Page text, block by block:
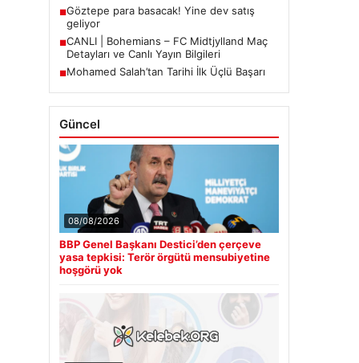
■Göztepe para basacak! Yine dev satış
geliyor
■CANLI | Bohemians – FC Midtjylland Maç
Detayları ve Canlı Yayın Bilgileri
■Mohamed Salah’tan Tarihi İlk Üçlü Başarı
Güncel
08/08/2026
BBP Genel Başkanı Destici’den çerçeve
yasa tepkisi: Terör örgütü mensubiyetine
hoşgörü yok